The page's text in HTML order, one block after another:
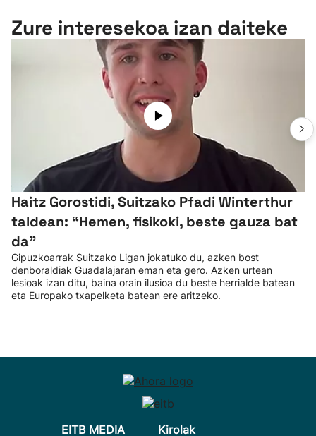
Zure interesekoa izan daiteke
Haitz Gorostidi, Suitzako Pfadi Winterthur
taldean: “Hemen, fisikoki, beste gauza bat
da”
Gipuzkoarrak Suitzako Ligan jokatuko du, azken bost
denboraldiak Guadalajaran eman eta gero. Azken urtean
lesioak izan ditu, baina orain ilusioa du beste herrialde batean
eta Europako txapelketa batean ere aritzeko.
EITB MEDIA Kirolak